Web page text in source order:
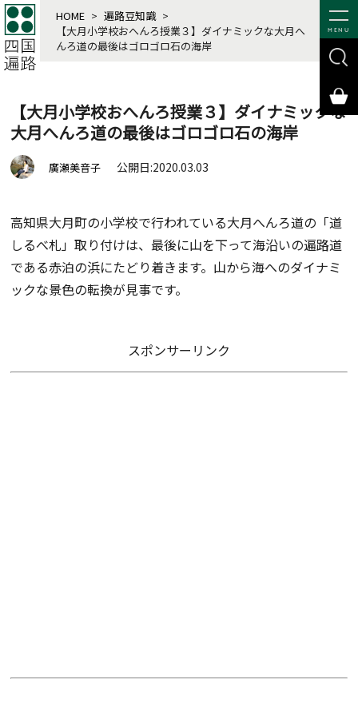
MENU
HOME > 遍路豆知識 >
【大月小学校おへんろ授業３】ダイナミックな大月へ
んろ道の最後はゴロゴロ石の海岸
【大月小学校おへんろ授業３】ダイナミックな
大月へんろ道の最後はゴロゴロ石の海岸
廣瀬美音子 公開日:2020.03.03
高知県大月町の小学校で行われている大月へんろ道の「道
しるべ札」取り付けは、最後に山を下って海沿いの遍路道
である赤泊の浜にたどり着きます。山から海へのダイナミ
ックな景色の転換が見事です。
スポンサーリンク